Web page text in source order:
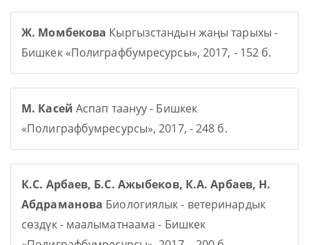
Ж. Момбекова Кыргызстандын жаңы тарыхы -
Бишкек «Полиграфбумресурсы», 2017, - 152 б.
М. Касей Аспап таануу - Бишкек
«Полиграфбумресурсы», 2017, - 248 б.
К.С. Арбаев, Б.С. Ажыбеков, К.А. Арбаев, Н.
Абдраманова Биологиялык - ветеринардык
сөздүк - маалыматнаама - Бишкек